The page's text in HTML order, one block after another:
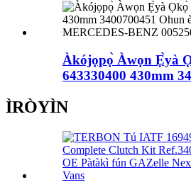
Àkójọpọ̀ Àwọn Ẹ̀yà
643330400 430mm
ÌRÒYÌN